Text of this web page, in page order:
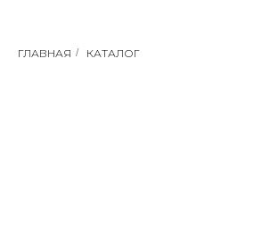
ГЛАВНАЯ / КАТАЛОГ